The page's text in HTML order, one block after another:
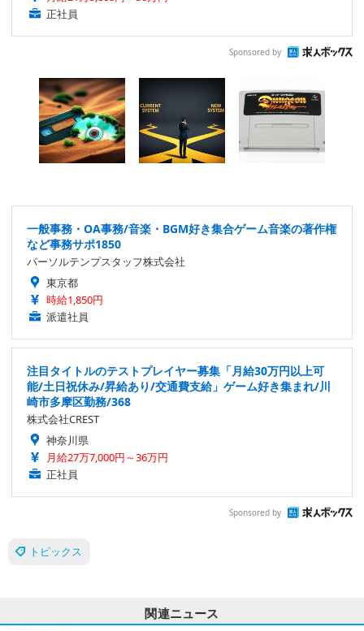
正社員
Sponsored by
一般事務・OA事務/音楽・BGM好き集合ゲーム音楽の著作権
など事務サポ1850
パーソルテンプスタッフ株式会社
東京都
時給1,850円
派遣社員
注目タイトルのテストプレイヤー募集「月給30万円以上可
能/土日祝休み/昇給あり/交通費支給」ゲーム好き集まれ/川
崎市多摩区勤務/368
株式会社CREST
神奈川県
月給27万7,000円～36万円
正社員
Sponsored by
トピックス
関連ニュース